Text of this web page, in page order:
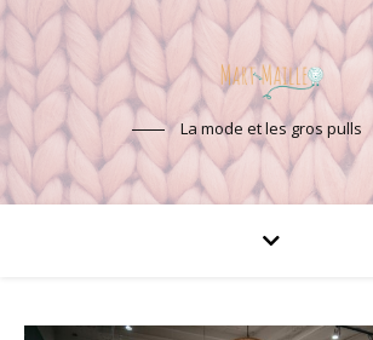
La mode et les gros pulls